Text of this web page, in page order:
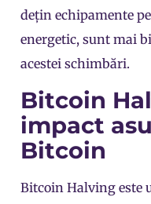
dețin echipamente
energetic, sunt mai
acestei schimbări.
Bitcoin
impact
Bitcoin
Bitcoin Halving este